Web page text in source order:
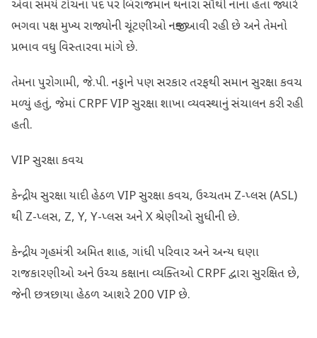
એવા સમયે ટોચના પદ પર બિરાજમાન થનારા સૌથી નાના હતા જ્યારે
ભગવા પક્ષ મુખ્ય રાજ્યોની ચૂંટણીઓ નજીક આવી રહી છે અને તેમનો
પ્રભાવ વધુ વિસ્તારવા માંગે છે.
તેમના પુરોગામી, જે.પી. નડ્ડાને પણ સરકાર તરફથી સમાન સુરક્ષા કવચ
મળ્યું હતું, જેમાં CRPF VIP સુરક્ષા શાખા વ્યવસ્થાનું સંચાલન કરી રહી
હતી.
VIP સુરક્ષા કવચ
કેન્દ્રીય સુરક્ષા યાદી હેઠળ VIP સુરક્ષા કવચ, ઉચ્ચતમ Z-પ્લસ (ASL)
થી Z-પ્લસ, Z, Y, Y-પ્લસ અને X શ્રેણીઓ સુધીની છે.
કેન્દ્રીય ગૃહમંત્રી અમિત શાહ, ગાંધી પરિવાર અને અન્ય ઘણા
રાજકારણીઓ અને ઉચ્ચ કક્ષાના વ્યક્તિઓ CRPF દ્વારા સુરક્ષિત છે,
જેની છત્રછાયા હેઠળ આશરે 200 VIP છે.